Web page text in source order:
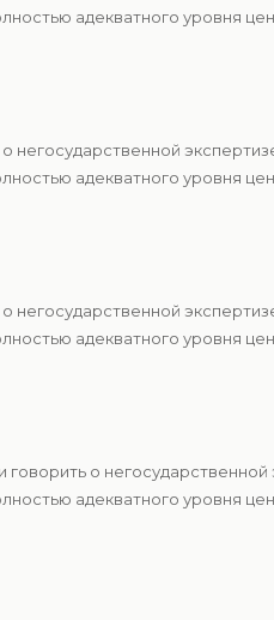
адекватного уровня цен.
негосударственной
адекватного уровня цен.
негосударственной
адекватного уровня цен.
о
адекватного уровня цен.